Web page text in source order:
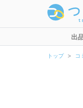
出
トップ コ